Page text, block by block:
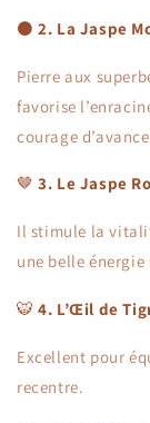
⚫️2. La Jaspe
Pierre aux
favorise
courage
🤎3. Le Jaspe
Il stimule la
une belle
🐯4. L’Œil de
Excellent pour
recentre.